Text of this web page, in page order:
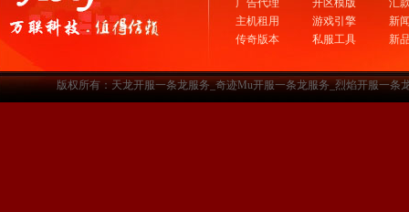
广告代理
主机租用
传奇版本
开区模版
游戏引擎
私服工具
汇
新
新
版权所有：天龙开服一条龙服务_奇迹Mu开服一条龙服务_烈焰开服一条